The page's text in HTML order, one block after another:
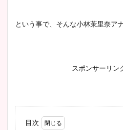
という事で、そんな小林茉里奈ア
スポンサーリン
目次